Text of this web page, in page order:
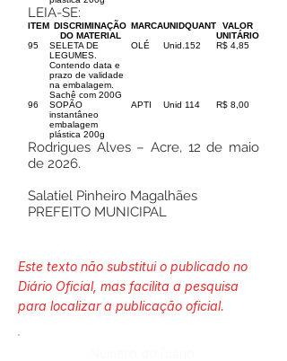
LEIA-SE:
ITEM DISCRIMINAÇÃO
DO MATERIAL
MARCAUNIDQUANT
VALOR
UNITÁRIO
95
SELETA DE
LEGUMES.
Contendo data e
prazo de validade
na embalagem.
Sachê com 200G
OLÉ Unid. 152 R$ 4,85
96
SOPÃO
instantâneo
embalagem
plástica 200g
APTI Unid 114 R$ 8,00
Rodrigues Alves – Acre, 12 de maio
de 2026.
Salatiel Pinheiro Magalhães
PREFEITO MUNICIPAL
Este texto não substitui o publicado no
Diário Oficial, mas facilita a pesquisa
para localizar a publicação oficial.